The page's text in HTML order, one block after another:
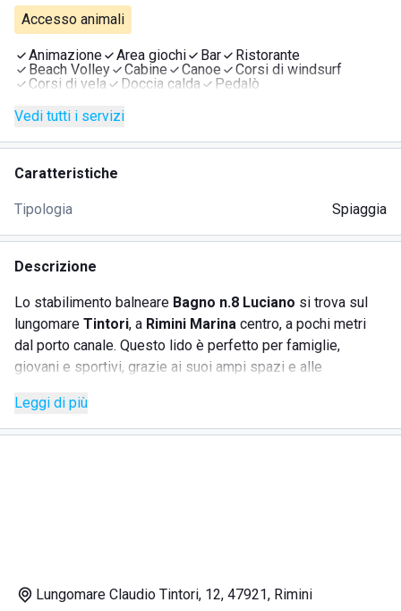
Accesso animali
Animazione Area giochi Bar
Ristorante
Beach Volley
Cabine Canoe
Corsi di windsurf
Corsi di vela
Doccia calda
Pedalò
Vedi tutti i servizi
Caratteristiche
Tipologia Spiaggia
Descrizione
Lo stabilimento balneare Bagno n.8 Luciano si trova sul
lungomare Tintori, a Rimini Marina centro, a pochi metri
dal porto canale. Questo lido è perfetto per famiglie,
giovani e sportivi, grazie ai suoi ampi spazi e alle
fine e bianca, ideale per rilassarsi al sole, mentre il mare
limpido invita a un tuffo rinfrescante. Le postazioni sono
istruttori qualificati.
Leggi di più
Lungomare Claudio Tintori, 12, 47921, Rimini